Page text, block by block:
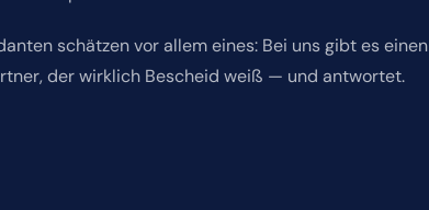
schätzen vor allem eines: Bei uns gibt es einen
der wirklich Bescheid weiß — und antwortet.